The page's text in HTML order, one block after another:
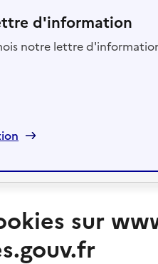
d'information
notre lettre
d'aide à domicile
sur